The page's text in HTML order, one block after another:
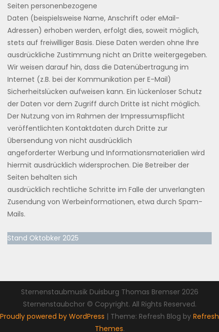
Seiten personenbezogene
Daten (beispielsweise Name, Anschrift oder eMail-
Adressen) erhoben werden, erfolgt dies, soweit möglich,
stets auf freiwilliger Basis. Diese Daten werden ohne Ihre
ausdrückliche Zustimmung nicht an Dritte weitergegeben.
Wir weisen darauf hin, dass die Datenübertragung im
Internet (z.B. bei der Kommunikation per E-Mail)
Sicherheitslücken aufweisen kann. Ein lückenloser Schutz
der Daten vor dem Zugriff durch Dritte ist nicht möglich.
Der Nutzung von im Rahmen der Impressumspflicht
veröffentlichten Kontaktdaten durch Dritte zur
Übersendung von nicht ausdrücklich
angeforderter Werbung und Informationsmaterialien wird
hiermit ausdrücklich widersprochen. Die Betreiber der
Seiten behalten sich
ausdrücklich rechtliche Schritte im Falle der unverlangten
Zusendung von Werbeinformationen, etwa durch Spam-
Mails.
Stand Oktobker 2025
Sternenstaubmusik Duisburg Thomas Bremser 2026
Sternenstaubchor © Copyright. All Rights Reserved.
Proudly powered by WordPress | Theme: Refresh Blog by Refresh
Themes.